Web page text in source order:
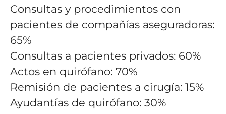
Consultas y procedimientos con
pacientes de compañías aseguradoras:
65%
Consultas a pacientes privados: 60%
Actos en quirófano: 70%
Remisión de pacientes a cirugía: 15%
Ayudantías de quirófano: 30%